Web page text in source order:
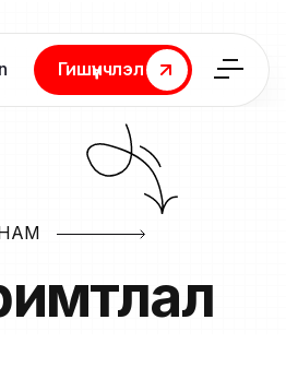
Гишүүнчлэл
Гишүүнчлэл